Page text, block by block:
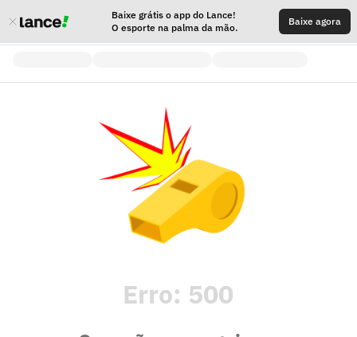
Baixe grátis o app do Lance!
O esporte na palma da mão.
Baixe agora
Erro: 500